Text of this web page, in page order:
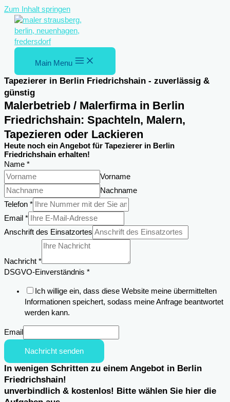
Zum Inhalt springen
Main Menu
Tapezierer in Berlin Friedrichshain - zuverlässig &
günstig
Malerbetrieb / Malerfirma in Berlin
Friedrichshain: Spachteln, Malern,
Tapezieren oder Lackieren
Heute noch ein Angebot für Tapezierer in Berlin
Friedrichshain erhalten!
Name *
Vorname
Nachname
Telefon *
Email *
Anschrift des Einsatzortes
Nachricht *
des
Telefon
DSGVO-Einverständnis *
Ich willige ein, dass diese Website meine übermittelten
Informationen speichert, sodass meine Anfrage beantwortet
werden kann.
Email
Nachricht senden
In wenigen Schritten zu einem Angebot in Berlin
Friedrichshain!
unverbindlich & kostenlos! Bitte wählen Sie hier die